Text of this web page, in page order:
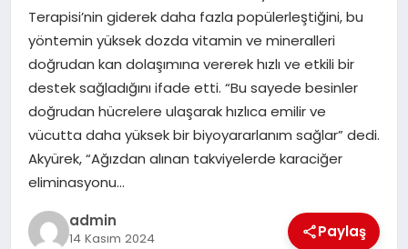
YAŞAM
EKONOMI
SAĞLIK
DÜNYA
EĞITIM
Terapisi’nin giderek daha fazla popülerleştiğini, bu
yöntemin yüksek dozda vitamin ve mineralleri
doğrudan kan dolaşımına vererek hızlı ve etkili bir
destek sağladığını ifade etti. “Bu sayede besinler
doğrudan hücrelere ulaşarak hızlıca emilir ve
vücutta daha yüksek bir biyoyararlanım sağlar” dedi.
Akyürek, “Ağızdan alınan takviyelerde karaciğer
eliminasyonu…
admin
14 Kasım 2024 Paylaş